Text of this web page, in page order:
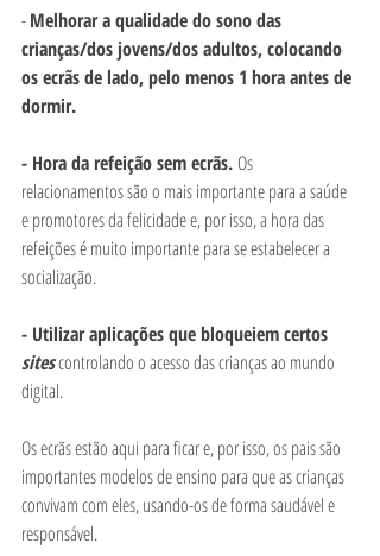
- Melhorar a qualidade do sono das
crianças/dos jovens/dos adultos, colocando
os ecrãs de lado, pelo menos 1 hora antes de
dormir.
- Hora da refeição sem ecrãs. Os
relacionamentos são o mais importante para a saúde
e promotores da felicidade e, por isso, a hora das
refeições é muito importante para se estabelecer a
socialização.
- Utilizar aplicações que bloqueiem certos
sites controlando o acesso das crianças ao mundo
digital.
Os ecrãs estão aqui para ficar e, por isso, os pais são
importantes modelos de ensino para que as crianças
convivam com eles, usando-os de forma saudável e
responsável.